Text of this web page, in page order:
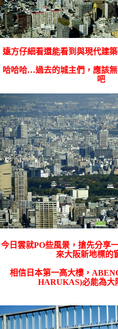
遠方仔細看還能看到與現代建
哈哈哈…過去的城主們，應該
吧
今日雲就PO些風景，搶先分享
來大阪新地標的
相信 日本第一高大樓，
HARUKAS)必能為大